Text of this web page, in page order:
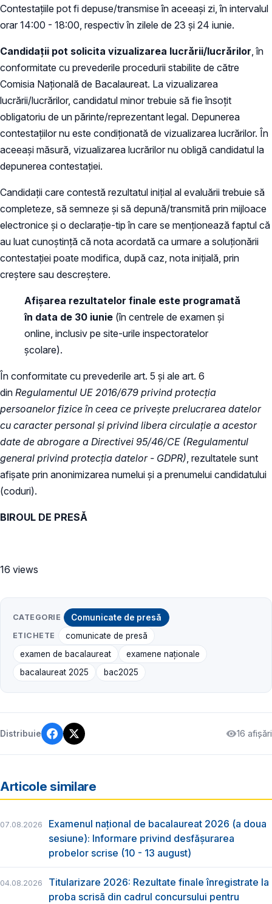
Contestațiile pot fi depuse/transmise în aceeași zi, în intervalul
orar 14:00 - 18:00, respectiv în zilele de 23 și 24 iunie.
Candidații pot solicita vizualizarea lucrării/lucrărilor , în
conformitate cu prevederile procedurii stabilite de către
Comisia Națională de Bacalaureat. La vizualizarea
lucrării/lucrărilor, candidatul minor trebuie să fie însoțit
obligatoriu de un părinte/reprezentant legal. Depunerea
contestațiilor nu este condiționată de vizualizarea lucrărilor. În
aceeași măsură, vizualizarea lucrărilor nu obligă candidatul la
depunerea contestației.
Candidații care contestă rezultatul inițial al evaluării trebuie să
completeze, să semneze și să depună/transmită prin mijloace
electronice și o declarație-tip în care se menționează faptul că
au luat cunoștință că nota acordată ca urmare a soluționării
contestației poate modifica, după caz, nota inițială, prin
creștere sau descreștere.
Afișarea rezultatelor finale este programată
în data de 30 iunie (în centrele de examen și
online, inclusiv pe site-urile inspectoratelor
școlare).
În conformitate cu prevederile art. 5 și ale art. 6
din Regulamentul UE 2016/679 privind protecția
persoanelor fizice în ceea ce privește prelucrarea datelor
cu caracter personal și privind libera circulație a acestor
date de abrogare a Directivei 95/46/CE (Regulamentul
general privind protecția datelor - GDPR) , rezultatele sunt
afișate prin anonimizarea numelui și a prenumelui candidatului
(coduri).
BIROUL DE PRESĂ
16 views
CATEGORIE Comunicate de presă
ETICHETE
comunicate de presă
examen de bacalaureat
examene naţionale
bacalaureat 2025
bac2025
Distribuie 16 afișări
Articole similare
07.08.2026
Examenul național de bacalaureat 2026 (a doua
sesiune): Informare privind desfășurarea
probelor scrise (10 - 13 august)
04.08.2026
Titularizare 2026: Rezultate finale înregistrate la
proba scrisă din cadrul concursului pentru